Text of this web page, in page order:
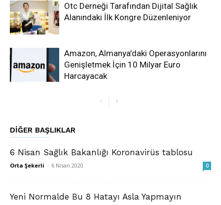
Otc Derneği Tarafından Dijital Sağlık
Alanındaki İlk Kongre Düzenleniyor
Amazon, Almanya’daki Operasyonlarını
Genişletmek İçin 10 Milyar Euro
Harcayacak
DIĞER BAŞLIKLAR
6 Nisan Sağlık Bakanlığı Koronavirüs tablosu
Orta Şekerli - 6 Nisan 2020 0
Yeni Normalde Bu 8 Hatayı Asla Yapmayın